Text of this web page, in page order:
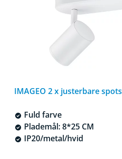
IMAGEO 2 x justerbare spots
Fuld farve
Plademål: 8*25 CM
IP20/metal/hvid